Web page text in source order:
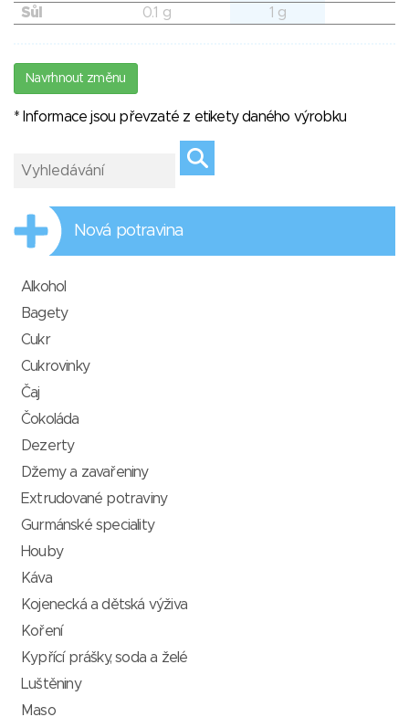
Sůl
0.1 g 1 g
Navrhnout změnu
* Informace jsou převzaté z etikety daného výrobku
Nová potravina
Alkohol
Bagety
Cukr
Cukrovinky
Čaj
Čokoláda
Dezerty
Džemy a zavařeniny
Extrudované potraviny
Gurmánské speciality
Houby
Káva
Kojenecká a dětská výživa
Koření
Kypřící prášky, soda a želé
Luštěniny
Maso